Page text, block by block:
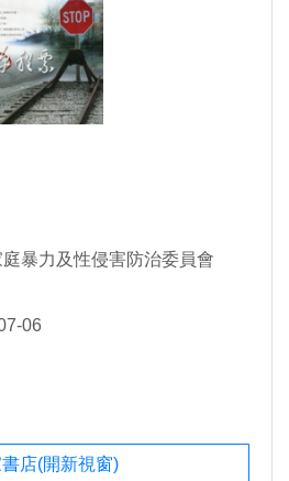
暴力及性侵害防治委員會
06
書店(開新視窗)